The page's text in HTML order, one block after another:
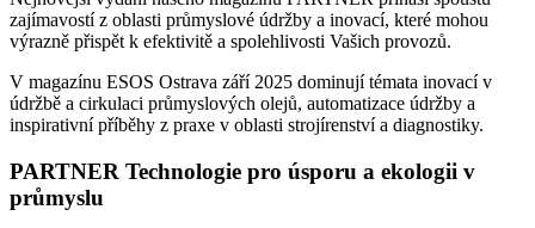
zajímavostí z oblasti průmyslové údržby a inovací, které mohou
výrazně přispět k efektivitě a spolehlivosti Vašich provozů.
V magazínu ESOS Ostrava září 2025 dominují témata inovací v
údržbě a cirkulaci průmyslových olejů, automatizace údržby a
inspirativní příběhy z praxe v oblasti strojírenství a diagnostiky.
PARTNER Technologie pro úsporu a ekologii v
průmyslu